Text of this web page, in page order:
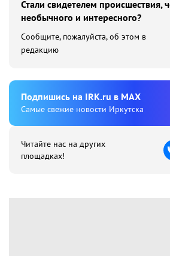
Стали свидетелем происшествия,
необычного и интересного?
Сообщите, пожалуйста, об этом в
редакцию
Подпишиcь на IRK.ru в MAX
Cамые свежие новости Иркутска
Читайте нас на других
площадках!